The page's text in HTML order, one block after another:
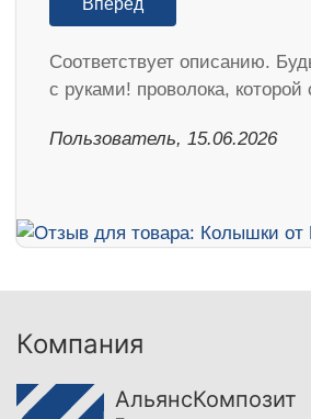
Соответствует описанию.
с руками! проволока,
Пользователь, 15.06.2026
Компания
АльянсКомпозит